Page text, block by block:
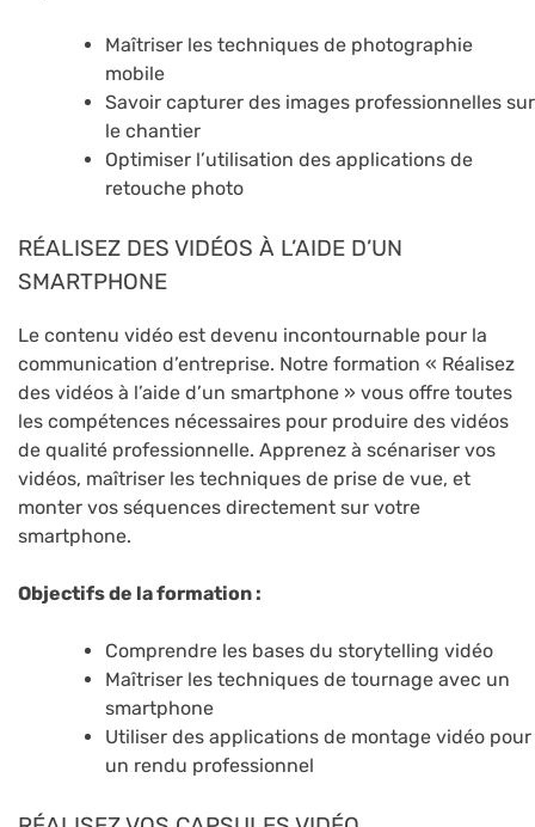
Maîtriser les techniques de photographie
mobile
Savoir capturer des images professionnelles sur
le chantier
Optimiser l’utilisation des applications de
retouche photo
RÉALISEZ DES VIDÉOS À L’AIDE D’UN
SMARTPHONE
Le contenu vidéo est devenu incontournable pour la
communication d’entreprise. Notre formation « Réalisez
des vidéos à l’aide d’un smartphone » vous offre toutes
les compétences nécessaires pour produire des vidéos
de qualité professionnelle. Apprenez à scénariser vos
vidéos, maîtriser les techniques de prise de vue, et
monter vos séquences directement sur votre
smartphone.
Objectifs de la formation :
Comprendre les bases du storytelling vidéo
Maîtriser les techniques de tournage avec un
smartphone
Utiliser des applications de montage vidéo pour
un rendu professionnel